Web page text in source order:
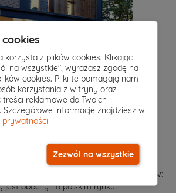
Domy w Stylu
wydawcą katalogu z projektami domów:
jest obecny na polskim rynku
korzysta z plików cookies. Klikając
na wszystkie", wyrażasz zgodę na
cookies. Pliki te pomagają nam
korzystania z witryny oraz
reklamowe do Twoich
informacje znajdziesz w
prywatności
Zezwól na wszystkie